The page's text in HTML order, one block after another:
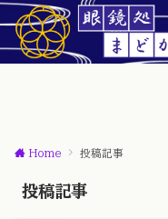
Home 投稿記事
投稿記事